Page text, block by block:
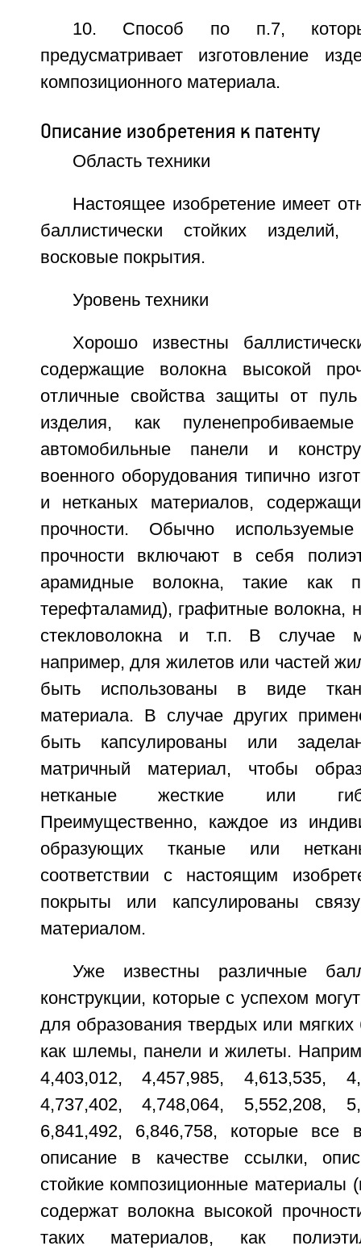
10. Способ по п.7,
предусматривает изготовление
композиционного материала.
Описание изобретения к патенту
Область техники
Настоящее изобретение имеет
баллистически стойких
восковые покрытия.
Уровень техники
Хорошо известны
содержащие волокна высокой
отличные свойства защиты от
изделия, как
автомобильные панели и
военного оборудования типично
и нетканых материалов,
прочности. Обычно
прочности включают в себя
арамидные волокна, такие как
терефталамид), графитные волокна,
стекловолокна и т.п. В случае
например, для жилетов или частей
быть использованы в виде
материала. В случае других
быть капсулированы или
матричный материал, чтобы
нетканые жесткие или
Преимущественно, каждое из
образующих тканые или
соответствии с настоящим
покрыты или капсулированы
материалом.
Уже известны различные
конструкции, которые с успехом
для образования твердых или мягких
как шлемы, панели и жилеты.
4,403,012, 4,457,985, 4,613,535,
4,737,402, 4,748,064, 5,552,208,
6,841,492, 6,846,758, которые все
описание в качестве ссылки,
стойкие композиционные материалы
содержат волокна высокой
таких материалов, как